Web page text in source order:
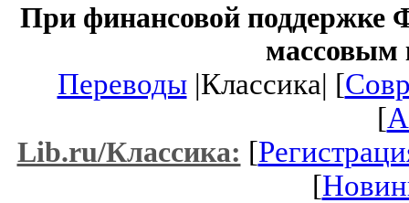
При финансовой поддержке
массовым
Переводы|Классика| [
[
Lib.ru/Классика: [
[